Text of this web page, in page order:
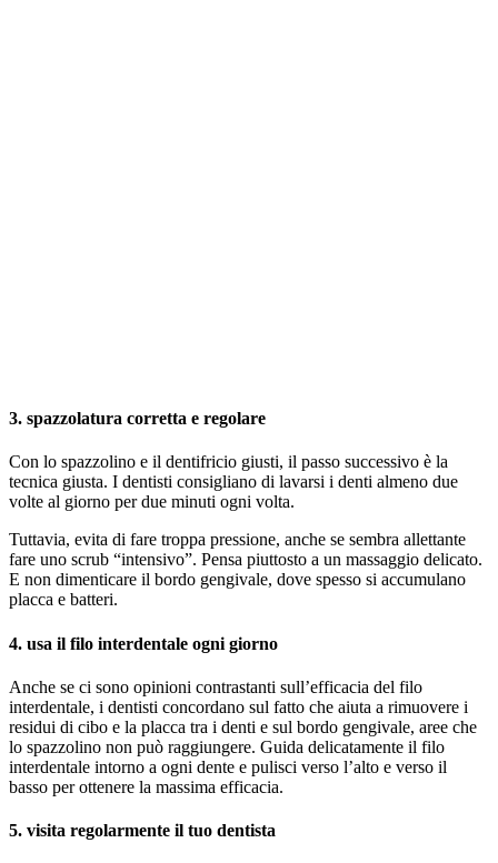
3. spazzolatura corretta e regolare
Con lo spazzolino e il dentifricio giusti, il passo successivo è la
tecnica giusta. I dentisti consigliano di lavarsi i denti almeno due
volte al giorno per due minuti ogni volta.
Tuttavia, evita di fare troppa pressione, anche se sembra allettante
fare uno scrub “intensivo”. Pensa piuttosto a un massaggio delicato.
E non dimenticare il bordo gengivale, dove spesso si accumulano
placca e batteri.
4. usa il filo interdentale ogni giorno
Anche se ci sono opinioni contrastanti sull’efficacia del filo
interdentale, i dentisti concordano sul fatto che aiuta a rimuovere i
residui di cibo e la placca tra i denti e sul bordo gengivale, aree che
lo spazzolino non può raggiungere. Guida delicatamente il filo
interdentale intorno a ogni dente e pulisci verso l’alto e verso il
basso per ottenere la massima efficacia.
5. visita regolarmente il tuo dentista